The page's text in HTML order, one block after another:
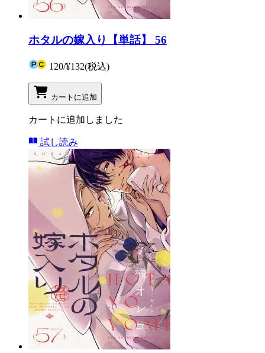
ホタルの嫁入り【単話】 56
120/¥132(税込)
カートに追加
カートに追加しました
試し読み